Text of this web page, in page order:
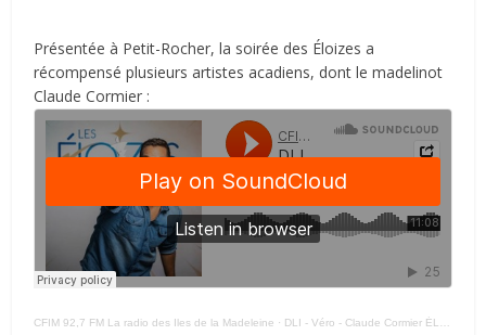
Présentée à Petit-Rocher, la soirée des Éloizes a
récompensé plusieurs artistes acadiens, dont le madelinot
Claude Cormier :
CFIM 92,7 FM La radio des Iles de la Madeleine · DLI - Véro - Claude Cormier ÉLOIZE -